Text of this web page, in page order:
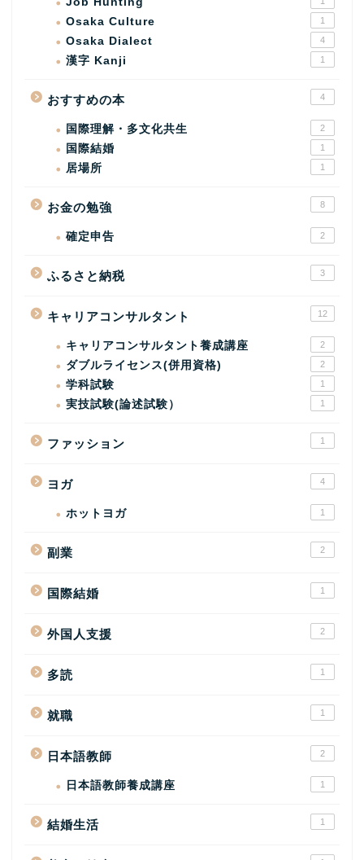
Osaka Culture 1
Osaka Dialect 4
漢字 Kanji 1
おすすめの本 4
国際理解・多文化共生 2
国際結婚 1
居場所 1
お金の勉強 8
確定申告 2
ふるさと納税 3
キャリアコンサルタント 12
キャリアコンサルタント養成講座 2
ダブルライセンス(併用資格) 2
学科試験 1
実技試験(論述試験） 1
ファッション 1
ヨガ 4
ホットヨガ 1
副業 2
国際結婚 1
外国人支援 2
多読 1
就職 1
日本語教師 2
日本語教師養成講座 1
結婚生活 1